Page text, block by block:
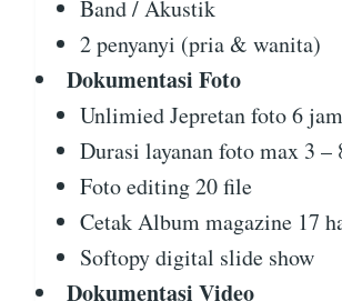
Band / Akustik
2 penyanyi (pria & wanita)
Dokumentasi Foto
Unlimied Jepretan foto 6 jam
Durasi layanan foto max 3 –
Foto editing 20 file
Cetak Album magazine 17
Softopy digital slide show
Dokumentasi Video